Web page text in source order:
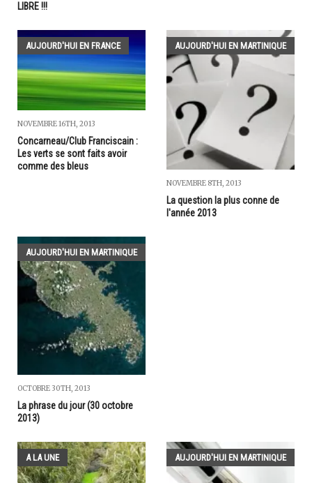
LIBRE !!!
AUJOURD'HUI EN FRANCE
NOVEMBRE 16TH, 2013
Concarneau/Club Franciscain :
Les verts se sont faits avoir
comme des bleus
AUJOURD'HUI EN MARTINIQUE
NOVEMBRE 8TH, 2013
La question la plus conne de
l'année 2013
AUJOURD'HUI EN MARTINIQUE
OCTOBRE 30TH, 2013
La phrase du jour (30 octobre
2013)
A LA UNE AUJOURD'HUI EN MARTINIQUE